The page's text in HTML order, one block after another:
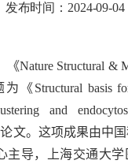
发布时间：2024-09-04
《Nature Structural &
为《 Structural basis
and
文。这项成果由中
主导，上海交通大学